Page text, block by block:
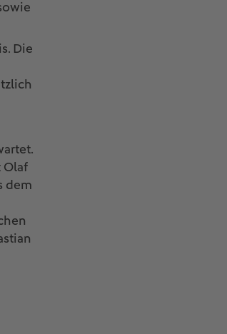
Die
Olaf
dem